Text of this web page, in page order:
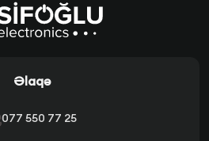
Əlaqə
077 550 77 25